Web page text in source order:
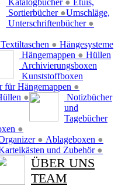
Katalogbücher ●
Sortierbücher ●
Unterschriftenbücher ●
Etuis,
Umschläge,
Textiltaschen ● Hängesysteme
Hängemappen ●
für Hängemappen ●
Hüllen
●
Archivierungsboxen
●
Kunststoffboxen
● Ablageboxen ●
und Zubehör ●
Notizbücher
und
Tagebücher
ÜBER UNS
TEAM